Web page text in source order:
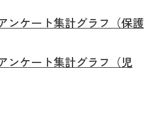
ンケート集計グラフ（保護
ンケート集計グラフ（児